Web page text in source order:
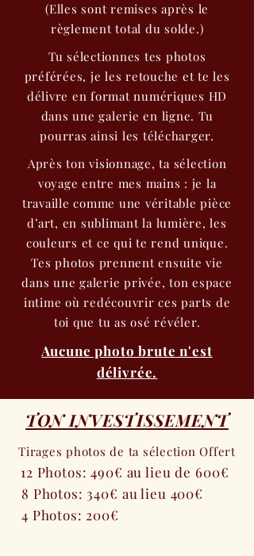
(Elles sont remises après le
règlement total du solde.)
Tu sélectionnes tes photos
préférées, je les retouche et te les
délivre en format numériques HD
dans une galerie en ligne. Tu
pourras ainsi les télécharger.
Après ton visionnage, ta sélection
voyage entre mes mains : je la
travaille comme une véritable pièce
d’art, en sublimant la lumière, les
couleurs et ce qui te rend unique.
Tes photos prennent ensuite vie
dans une galerie privée, ton espace
intime où redécouvrir ces parts de
toi que tu as osé révéler.
Aucune photo brute n'est
délivrée.
TON INVESTISSEMENT
Tirages photos de ta sélection Offert
12 Photos: 490€ au lieu de 600€
8 Photos: 340€ au lieu 400€
4 Photos: 200€